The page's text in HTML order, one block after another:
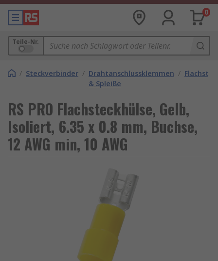
0
Teile-Nr.
/ Steckverbinder / Drahtanschlussklemmen
& Spleiße
/
RS PRO Flachsteckhülse, Gelb,
Isoliert, 6.35 x 0.8 mm, Buchse,
12 AWG min, 10 AWG